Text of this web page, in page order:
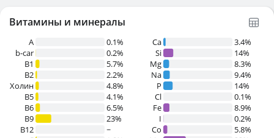
Витамины и минералы
A
0.1%
b-car
0.2%
В1
5.7%
B2
2.2%
Холин
4.8%
B5
4.1%
B6
6.5%
B9
23%
B12
~
Ca
3.4%
Si
14%
Mg
8.3%
Na
9.4%
P
14%
Cl
0.1%
Fe
8.9%
I
0.2%
Co
5.8%